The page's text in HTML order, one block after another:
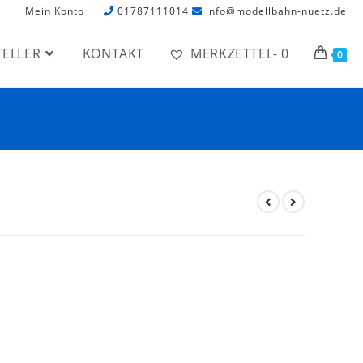
Mein Konto 01787111014 info@modellbahn-nuetz.de
KONTAKT MERKZETTEL- 0 0